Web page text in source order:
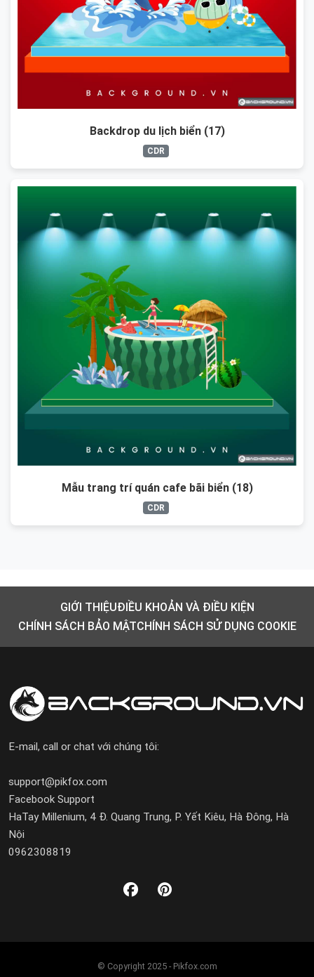
Backdrop du lịch biển (17)
CDR
Mẫu trang trí quán cafe bãi biển (18)
CDR
GIỚI THIỆUĐIỀU KHOẢN VÀ ĐIỀU KIỆN
CHÍNH SÁCH BẢO MẬTCHÍNH SÁCH SỬ DỤNG COOKIE
E-mail, call or chat với chúng tôi:
support@pikfox.com
Facebook Support
HaTay Millenium, 4 Đ. Quang Trung, P. Yết Kiêu, Hà Đông, Hà
Nội
0962308819
© Copyright 2025 - Pikfox.com